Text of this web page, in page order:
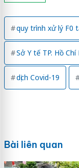
quy trình xử lý F0
Sở Y tế TP. Hồ Chí
dịch Covid-19
Bài liên quan